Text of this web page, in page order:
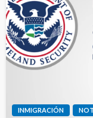
INMIGRACIÓN